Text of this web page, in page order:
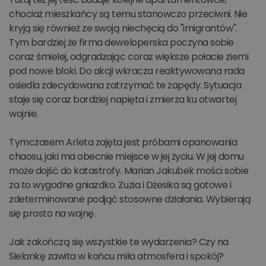
chociaż mieszkańcy są temu stanowczo przeciwni. Nie
kryją się również ze swoją niechęcią do "imigrantów".
Tym bardziej że firma deweloperska poczyna sobie
coraz śmielej, odgradzając coraz większe połacie ziemi
pod nowe bloki. Do akcji wkracza reaktywowana rada
osiedla zdecydowana zatrzymać te zapędy. Sytuacja
staje się coraz bardziej napięta i zmierza ku otwartej
wojnie.
Tymczasem Arleta zajęta jest próbami opanowania
chaosu, jaki ma obecnie miejsce w jej życiu. W jej domu
może dojść do katastrofy. Marian Jakubek mości sobie
za to wygodne gniazdko. Zuzia i Dżesika są gotowe i
zdeterminowane podjąć stosowne działania. Wybierają
się prosto na wojnę.
Jak zakończą się wszystkie te wydarzenia? Czy na
Sielankę zawita w końcu miła atmosfera i spokój?